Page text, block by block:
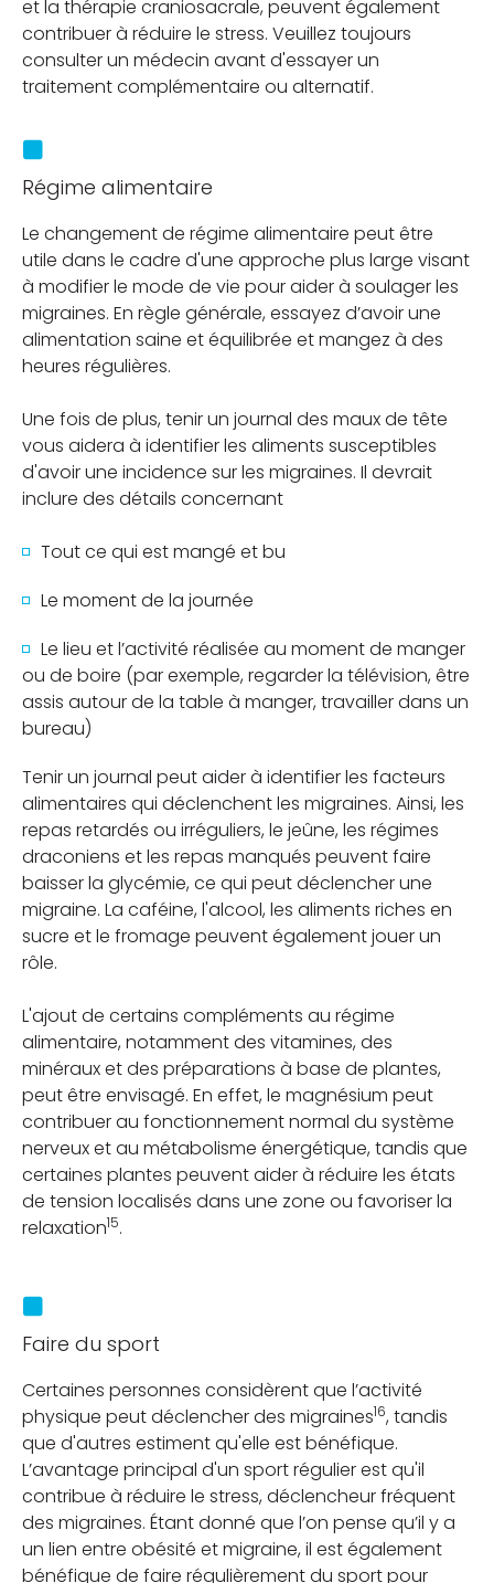
et la thérapie craniosacrale, peuvent également
contribuer à réduire le stress. Veuillez toujours
consulter un médecin avant d'essayer un
traitement complémentaire ou alternatif.
Régime alimentaire
Le changement de régime alimentaire peut être
utile dans le cadre d'une approche plus large visant
à modifier le mode de vie pour aider à soulager les
migraines. En règle générale, essayez d’avoir une
alimentation saine et équilibrée et mangez à des
heures régulières.
Une fois de plus, tenir un journal des maux de tête
vous aidera à identifier les aliments susceptibles
d'avoir une incidence sur les migraines. Il devrait
inclure des détails concernant
Tout ce qui est mangé et bu
Le moment de la journée
Le lieu et l’activité réalisée au moment de manger
ou de boire (par exemple, regarder la télévision, être
assis autour de la table à manger, travailler dans un
bureau)
Tenir un journal peut aider à identifier les facteurs
alimentaires qui déclenchent les migraines. Ainsi, les
repas retardés ou irréguliers, le jeûne, les régimes
draconiens et les repas manqués peuvent faire
baisser la glycémie, ce qui peut déclencher une
migraine. La caféine, l'alcool, les aliments riches en
sucre et le fromage peuvent également jouer un
rôle.
L'ajout de certains compléments au régime
alimentaire, notamment des vitamines, des
minéraux et des préparations à base de plantes,
peut être envisagé. En effet, le magnésium peut
contribuer au fonctionnement normal du système
nerveux et au métabolisme énergétique, tandis que
certaines plantes peuvent aider à réduire les états
de tension localisés dans une zone ou favoriser la
relaxation15.
Faire du sport
Certaines personnes considèrent que l’activité
physique peut déclencher des migraines16, tandis
que d'autres estiment qu'elle est bénéfique.
L’avantage principal d'un sport régulier est qu'il
contribue à réduire le stress, déclencheur fréquent
des migraines. Étant donné que l’on pense qu’il y a
un lien entre obésité et migraine, il est également
bénéfique de faire régulièrement du sport pour